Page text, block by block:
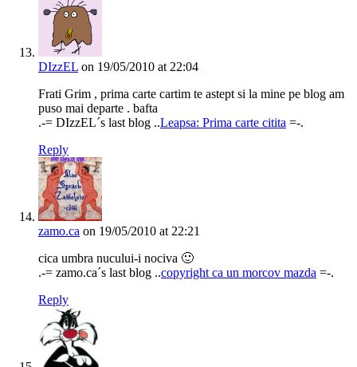
DIzzEL on 19/05/2010 at 22:04
Frati Grim , prima carte cartim te astept si la mine pe blog am
puso mai departe . bafta
.-= DIzzEL´s last blog ..Leapsa: Prima carte citita =-.
Reply
zamo.ca on 19/05/2010 at 22:21
cica umbra nucului-i nociva 🙂
.-= zamo.ca´s last blog ..copyright ca un morcov mazda =-.
Reply